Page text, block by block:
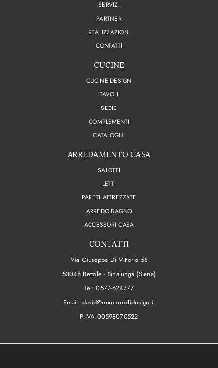
SERVIZI
PARTNER
REALIZZAZIONI
CONTATTI
CUCINE
CUCINE DESIGN
TAVOLI
SEDIE
COMPLEMENTI
CATALOGHI
ARREDAMENTO CASA
SALOTTI
LETTI
PARETI ATTREZZATE
ARREDO BAGNO
ACCESSORI CASA
CONTATTI
Via Giuseppe Di Vittorio 56
53048 Bettole - Sinalunga (Siena)
Tel:0577-624777
Email: david@euromobilidesign.it
P.IVA 00598070522